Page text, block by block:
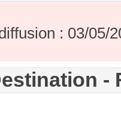
: 03/05/
-